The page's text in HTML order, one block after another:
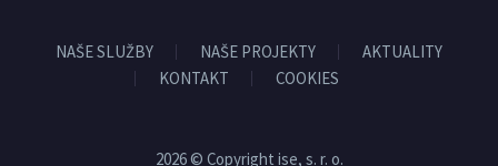
NAŠE SLUŽBY NAŠE PROJEKTY
AKTUALITY
KONTAKT
COOKIES
2026 © Copyright ise, s. r. o.